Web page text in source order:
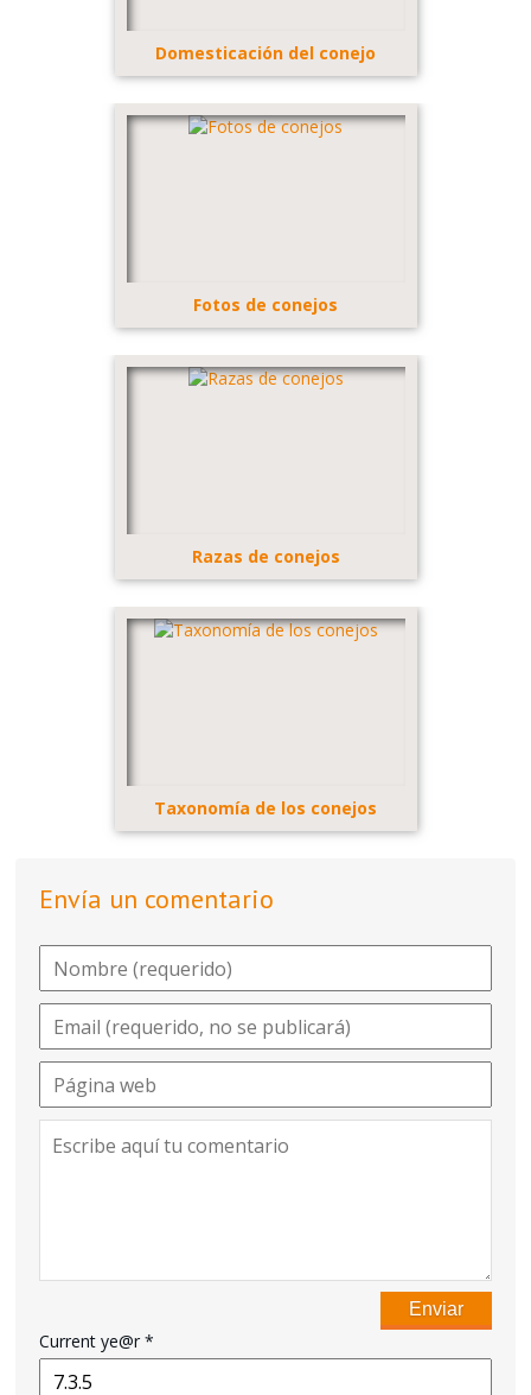
Domesticación del conejo
Fotos de conejos
Razas de conejos
Taxonomía de los conejos
Envía un comentario
Current ye@r*